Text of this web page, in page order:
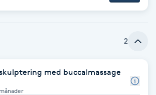
2
med buccalmassage